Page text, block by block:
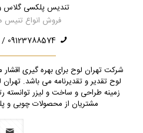
تندیس پلکسی گلاس
فروش انواع تنیس
09123788574 / 88930127-021
شرکت تهران لوح برای بهره گیری
لوح تقدیر و تقدیرنامه می باشد.
زمینه طراحی و ساخت و لیزر
مشتریان از محصولات چوبی و